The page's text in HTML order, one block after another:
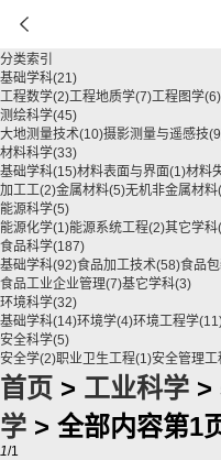
分类索引
基础学科(21)
工程数学(2)工程地质学(7)工程图学(6)
测绘科学(45)
大地测量技术(10)摄影测量与遥感技
材料科学(33)
基础学科(15)材料表面与界面(1)材料
加工工(2)金属材料(5)无机非金属材料
能源科学(5)
能源化学(1)能源系统工程(2)其它学科
食品科学(187)
基础学科(92)食品加工技术(58)食品
食品工业企业管理(7)基它学科(3)
环境科学(32)
基础学科(14)环境学(4)环境工程学
安全科学(5)
安全学(2)职业卫生工程(1)安全管理工
首页 > 工业科学 >
学 > 全部内容第1
1/1